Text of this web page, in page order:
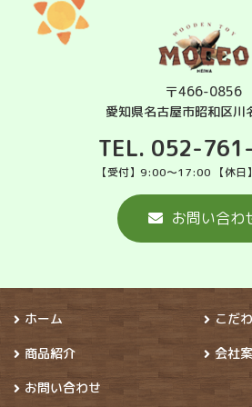
〒466-0856
愛知県名古屋市昭和区
TEL. 052-
【受付】9:00～17:00 【休日
お問い合わ
ホーム
こだ
商品紹介
会社
お問い合わせ